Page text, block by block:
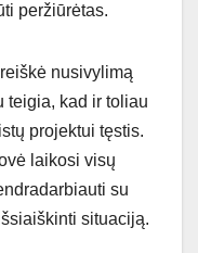
peržiūrėtas.
nusivylimą
teigia, kad ir toliau
projektui tęstis.
laikosi visų
su
situaciją.